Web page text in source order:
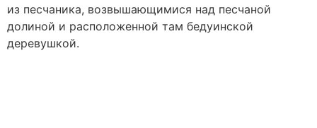
из песчаника, возвышающимися над песчаной
долиной и расположенной там бедуинской
деревушкой.